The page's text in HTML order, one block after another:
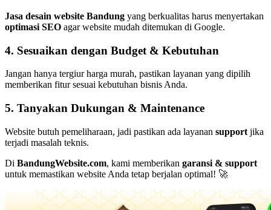
Jasa desain website Bandung yang berkualitas harus menyertakan
optimasi SEO agar website mudah ditemukan di Google.
4. Sesuaikan dengan Budget & Kebutuhan
Jangan hanya tergiur harga murah, pastikan layanan yang dipilih
memberikan fitur sesuai kebutuhan bisnis Anda.
5. Tanyakan Dukungan & Maintenance
Website butuh pemeliharaan, jadi pastikan ada layanan support jika
terjadi masalah teknis.
Di BandungWebsite.com, kami memberikan garansi & support
untuk memastikan website Anda tetap berjalan optimal! 🚀